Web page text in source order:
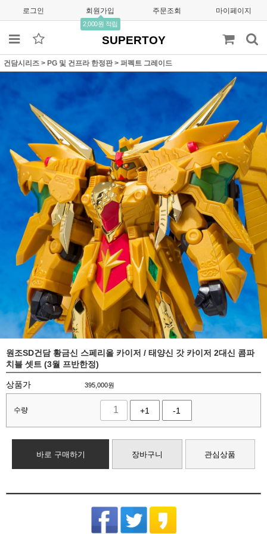
로그인 회원가입
2,000원 적립
주문조회 마이페이지
SUPERTOY
건담시리즈 > PG 및 건프라 한정판 > 퍼펙트 그레이드
원조SD건담 황금신 스페리올 카이저 / 태양신 갓 카이저 2대신 콤파
치블 셋트 (3월 프반한정)
상품가 395,000원
수량 +1 -1
바로 구매하기 장바구니 관심상품